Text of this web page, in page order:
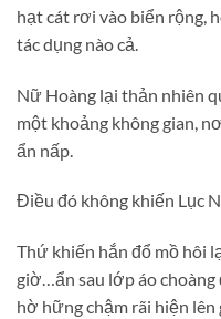
hạt cát rơi vào biển rộng,
tác dụng nào cả.
Nữ Hoàng lại thản nhiên
một khoảng không gian,
ẩn nấp.
Điều đó không khiến Lục
Thứ khiến hắn đổ mồ hôi
giờ…ẩn sau lớp áo choàng
hờ hững chậm rãi hiện